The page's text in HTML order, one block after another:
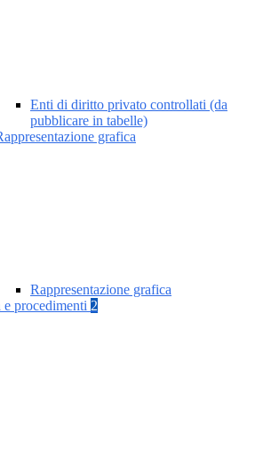
Enti di diritto privato controllati (da
pubblicare in tabelle)
grafica
Rappresentazione grafica
procedimenti 2